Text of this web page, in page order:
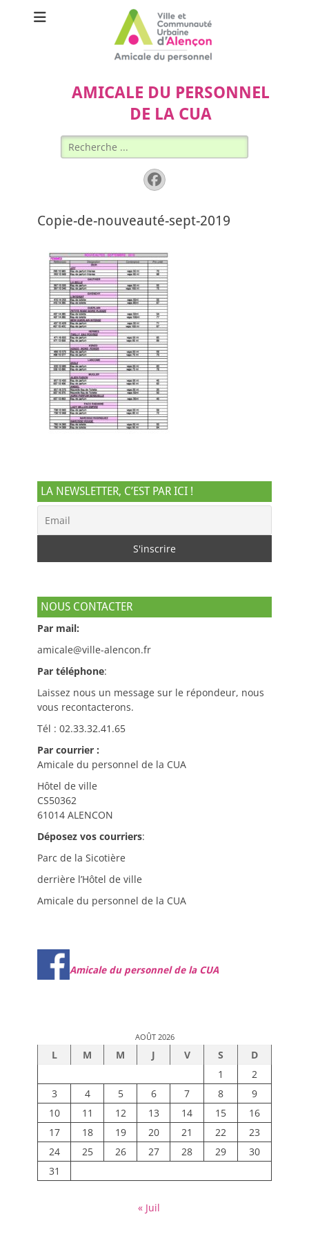
AMICALE DU PERSONNEL
DE LA CUA
Rechercher :
Facebook
Copie-de-nouveauté-sept-2019
LA NEWSLETTER, C’EST PAR ICI !
NOUS CONTACTER
Par mail:
amicale@ville-alencon.fr
Par téléphone:
Laissez nous un message sur le répondeur, nous
vous recontacterons.
Tél : 02.33.32.41.65
Par courrier :
Amicale du personnel de la CUA
Hôtel de ville
CS50362
61014 ALENCON
Déposez vos courriers:
Parc de la Sicotière
derrière l’Hôtel de ville
Amicale du personnel de la CUA
Amicale du personnel de la CUA
AOÛT 2026
L M M J V S
D
1
2
3
4 5 6 7 8
9
10
11 12 13 14 15
16
17
18 19 20 21 22
23
24
25 26 27 28 29
30
31
« Juil